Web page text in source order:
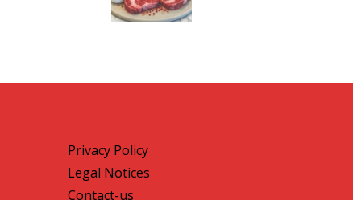
Privacy Policy
Legal Notices
Contact-us